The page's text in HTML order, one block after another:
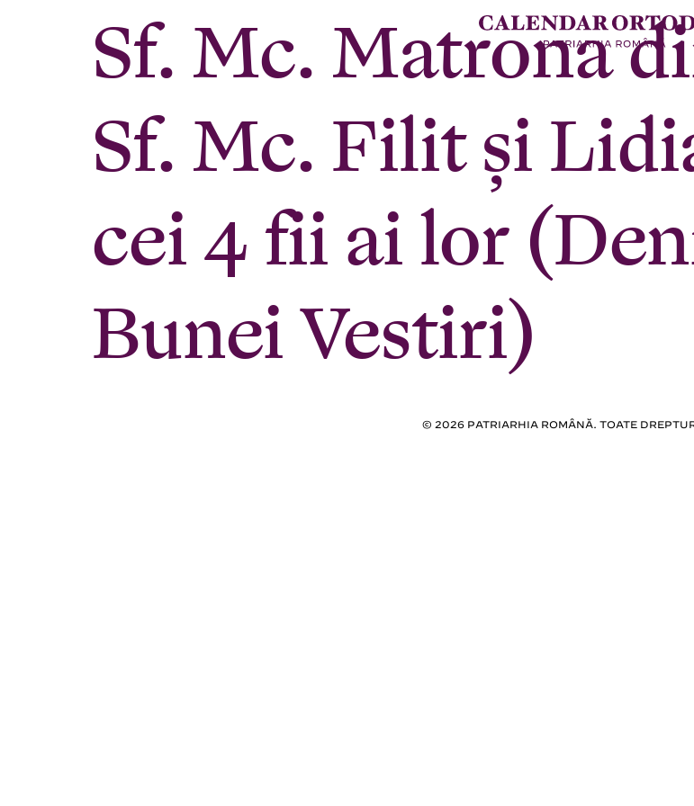
Sf. Mc. Matrona
Sf. Mc. Filit şi
cei 4 fii ai lor
Bunei Vestiri)
© 2026 PATRIARHIA ROMÂNĂ. TOATE